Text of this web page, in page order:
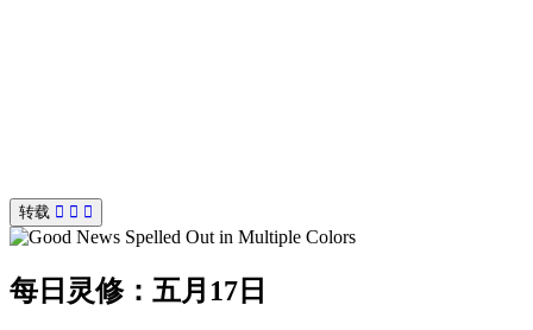
转载
每日灵修：五月17日